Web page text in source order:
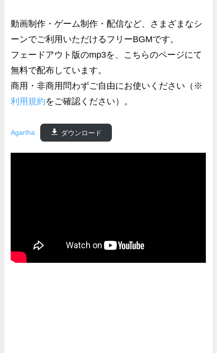
動画制作・ゲーム制作・配信など、さまざまなシ
ーンでご利用いただけるフリーBGMです。
フェードアウト版のmp3を、こちらのページにて
無料で配布しています。
商用・非商用問わずご自由にお使いください（※
利用規約をご確認ください）。
Agartha ダウンロード